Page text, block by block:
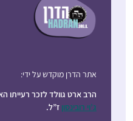
אתר הדרן מוקדש על ידי:
הרב ארט גוולד לזכר רעייתו
ג’וי רובינסון ז”ל.